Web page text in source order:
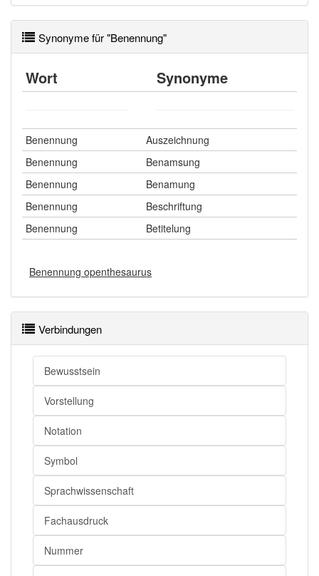
Synonyme für "Benennung"
Wort Synonyme
Benennung
Auszeichnung
Benennung
Benamsung
Benennung
Benamung
Benennung
Beschriftung
Benennung
Betitelung
Benennung openthesaurus
Verbindungen
Bewusstsein
Vorstellung
Notation
Symbol
Sprachwissenschaft
Fachausdruck
Nummer